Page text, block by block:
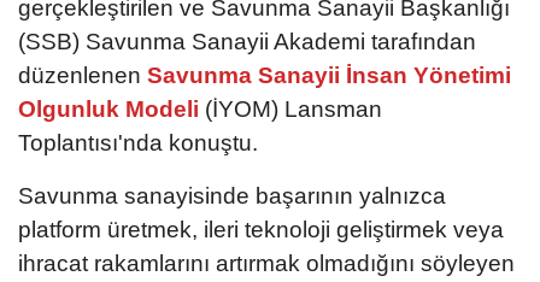
gerçekleştirilen ve Savunma Sanayii Başkanlığı
(SSB) Savunma Sanayii Akademi tarafından
düzenlenen Savunma Sanayii İnsan Yönetimi
Olgunluk Modeli (İYOM) Lansman
Toplantısı'nda konuştu.
Savunma sanayisinde başarının yalnızca
platform üretmek, ileri teknoloji geliştirmek veya
ihracat rakamlarını artırmak olmadığını söyleyen